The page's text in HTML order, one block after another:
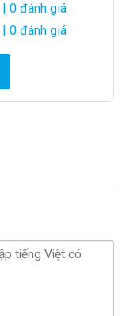
| 0 đánh giá
| 0 đánh giá